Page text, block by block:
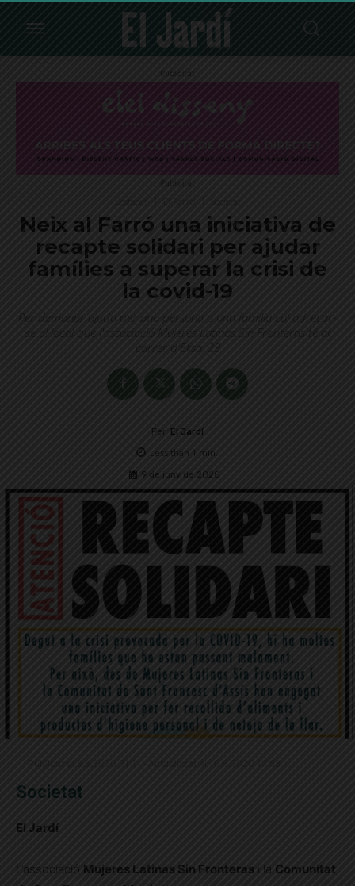
Publicitat
Publicitat
Neix al Farró una iniciativa de
recapte solidari per ajudar
famílies a superar la crisi de
la covid-19
Per demanar ajuda per una persona o una família cal adreçar-
se al local que l'associació Mujeres Latinas Sin Fronteras té al
carrer d'Elisa, 23
Per El Jardí
Less than 1 min.
9 de juny de 2020
Societat
El Jardí
L’associació Mujeres Latinas Sin Fronteras i la Comunitat